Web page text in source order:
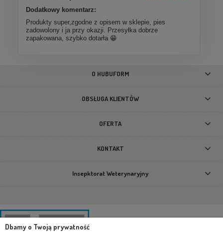
Dodatkowy komentarz:
Produkty super,zgodne z opisem w sklepie, pies
zadowolony i ja przy okazji. Przesyłka dobrze
zapakowana, szybko dotarła 😁
O HUBUFORM
OBSŁUGA KLIENTÓW
OFERTA
KONTAKT
Insepktorat Weterynaryjny
Dbamy o Twoją prywatność